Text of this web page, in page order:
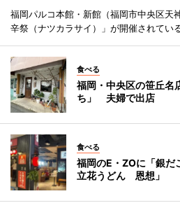
福岡パルコ本館・新館（福岡市中央区天
辛祭（ナツカラサイ）」が開催されている
食べる
福岡・中央区の笹丘名
ち」 夫婦で出店
食べる
福岡のE・ZOに「銀だ
立花うどん 恩想」